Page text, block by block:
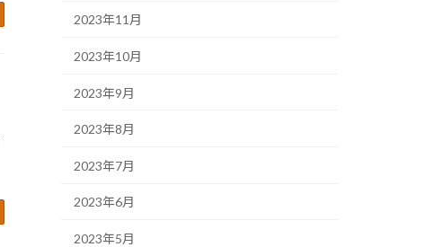
2023年11月
2023年10月
2023年9月
2023年8月
2023年7月
2023年6月
2023年5月